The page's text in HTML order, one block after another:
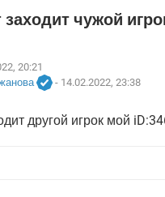
заходит чужой
20:21
- 14.02.2022, 23:38
другой игрок мой